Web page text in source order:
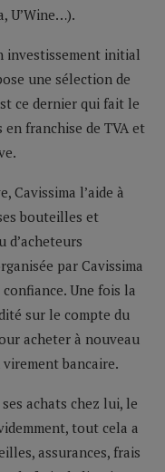
U’Wine…).
investissement initial
une sélection de
ce dernier qui fait le
franchise de TVA et
Cavissima l’aide à
bouteilles et
d’acheteurs
par Cavissima
Une fois la
sur le compte du
acheter à nouveau
bancaire.
achats chez lui, le
tout cela a
assurances, frais